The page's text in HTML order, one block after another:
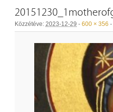
Közzétéve: 2023-12-29 - 600 × 356 -